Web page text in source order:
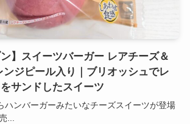
ン】スイーツバーガー レアチーズ＆
ンジピール入り｜ブリオッシュでレ
サンドしたスイーツ
ハンバーガーみたいなチーズスイーツが登場
...